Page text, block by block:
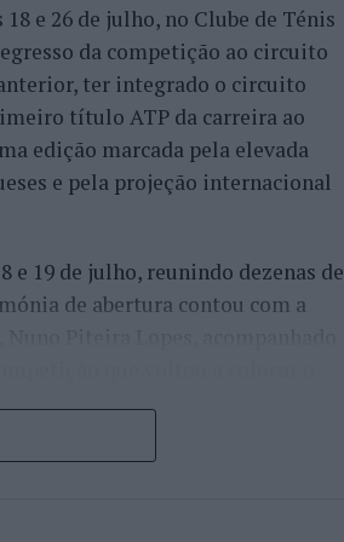
e 26 de julho, no Clube de Ténis
da competição ao circuito
anterior, ter integrado o circuito
título ATP da carreira ao
edição marcada pela elevada
e pela projeção internacional
e 19 de julho, reunindo dezenas de
de abertura contou com a
Casper Ruud (Noruega), Alejandro